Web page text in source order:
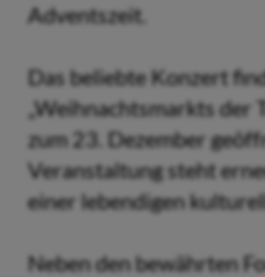
Adventszeit.
Das beliebte Konzert
„Weihnachtsmarkts der
zum 23. Dezember
Veranstaltung steht
einer lebendigen
Neben den bewährten